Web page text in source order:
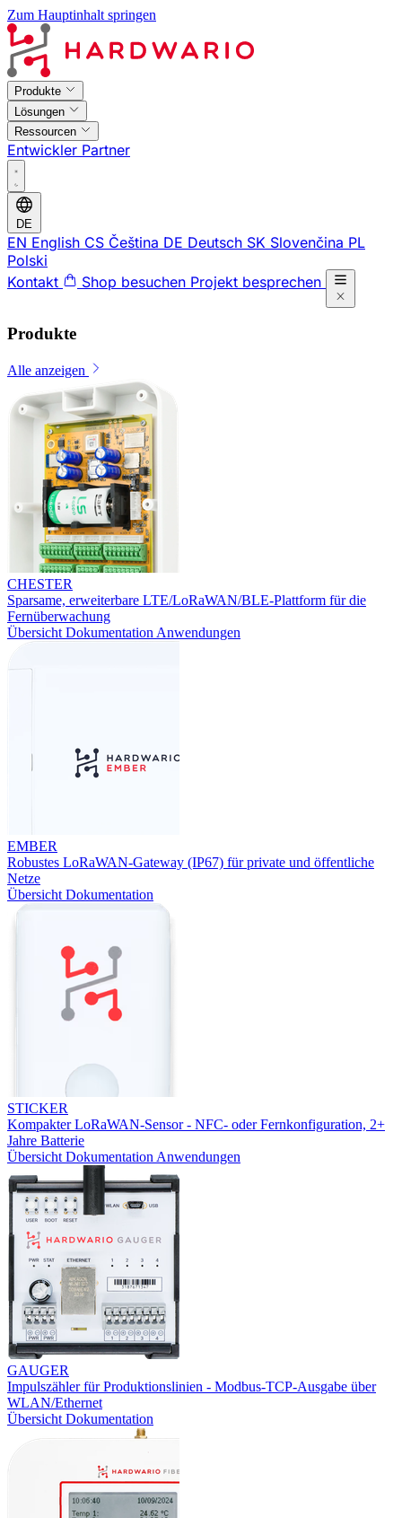
Zum Hauptinhalt springen
Produkte
Lösungen
Ressourcen
Entwickler Partner
DE
EN English CS Čeština DE Deutsch SK Slovenčina PL
Polski
Kontakt
Shop besuchen Projekt besprechen
Produkte
Alle anzeigen
CHESTER
Sparsame, erweiterbare LTE/LoRaWAN/BLE-Plattform für die
Fernüberwachung
Übersicht Dokumentation Anwendungen
EMBER
Robustes LoRaWAN-Gateway (IP67) für private und öffentliche
Netze
Übersicht Dokumentation
STICKER
Kompakter LoRaWAN-Sensor - NFC- oder Fernkonfiguration, 2+
Jahre Batterie
Übersicht Dokumentation Anwendungen
GAUGER
Impulszähler für Produktionslinien - Modbus-TCP-Ausgabe über
WLAN/Ethernet
Übersicht Dokumentation